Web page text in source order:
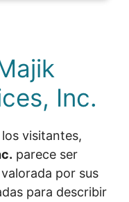
Inc.
visitantes,
parece ser
por sus
para describir